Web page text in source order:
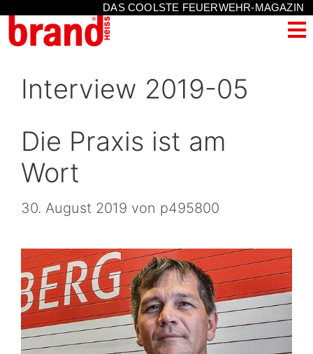
DAS COOLSTE FEUERWEHR-MAGAZIN
Interview 2019-05
Die Praxis ist am
Wort
30. August 2019 von p495800